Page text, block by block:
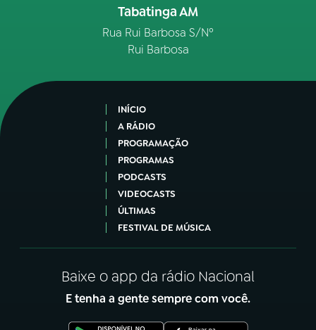
Tabatinga AM
Rua Rui Barbosa S/Nº
Rui Barbosa
INÍCIO
A RÁDIO
PROGRAMAÇÃO
PROGRAMAS
PODCASTS
VIDEOCASTS
ÚLTIMAS
FESTIVAL DE MÚSICA
Baixe o app da rádio Nacional
E tenha a gente sempre com você.